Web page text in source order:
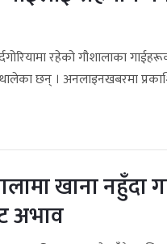
रहेको गौशालाका
छन् । अनलाइनखबरमा
खाना नहुँदा
अभाव